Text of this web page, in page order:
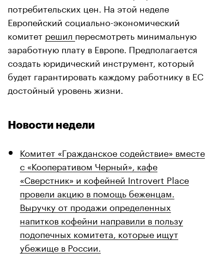
потребительских цен. На этой неделе
Европейский социально-экономический
комитет решил пересмотреть минимальную
заработную плату в Европе. Предполагается
создать юридический инструмент, который
будет гарантировать каждому работнику в ЕС
достойный уровень жизни.
Новости недели
Комитет «Гражданское содействие» вместе
с «Кооперативом Черный», кафе
«Сверстник» и кофейней Introvert Place
провели акцию в помощь беженцам.
Выручку от продажи определенных
напитков кофейни направили в пользу
подопечных комитета, которые ищут
убежище в России.